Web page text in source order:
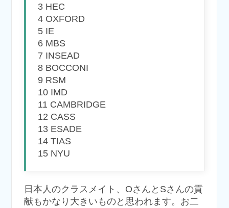
3 HEC
4 OXFORD
5 IE
6 MBS
7 INSEAD
8 BOCCONI
9 RSM
10 IMD
11 CAMBRIDGE
12 CASS
13 ESADE
14 TIAS
15 NYU
日本人のクラスメイト、OさんとSさんの貢
献もかなり大きいものと思われます。お二